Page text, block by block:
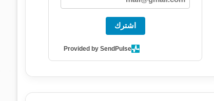
اشترك
Provided by SendPulse